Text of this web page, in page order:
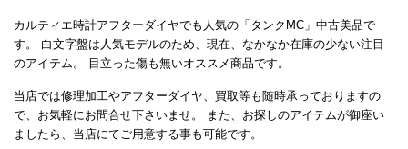
カルティエ時計アフターダイヤでも人気の「タンクMC」中古美品で
す。 白文字盤は人気モデルのため、現在、なかなか在庫の少ない注目
のアイテム。 目立った傷も無いオススメ商品です。
当店では修理加工やアフターダイヤ、買取等も随時承っておりますの
で、お気軽にお問合せ下さいませ。 また、お探しのアイテムが御座い
ましたら、当店にてご用意する事も可能です。